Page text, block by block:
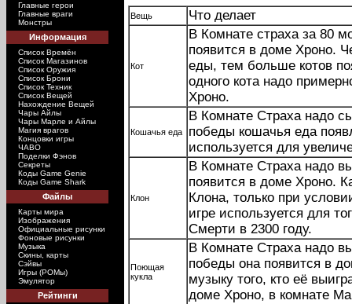
Главные герои
Главные враги
Монстры
Информация
Список Времён
Список Магазинов
Список Оружия
Список Брони
Список Техник
Список Вещей
Нахождение Вещей
Чары Айлы
Чары Марле и Айлы
Магия врагов
Концовки игры
ЧАВО
Поделки Фэнов
Секреты
Коды Game Genie
Коды Game Shark
Файлы
Карты мира
Изображения
Официальные рисунки
Фоновые рисунки
Музыка
Скины, карты
Сэйвы
Игры (РОМы)
Эмулятор
Рейтинги
Вещь Что делает
Кот
В Комнате страха за 80
появится в доме Хроно.
еды, тем больше котов
одного кота надо
Хроно.
Кошачья еда
В Комнате Страха надо
победы кошачья еда
используется для
Клон
В Комнате Страха надо
появится в доме Хроно.
Клона, только при
игре используется для
Смерти в 2300 году.
Поющая
кукла
В Комнате Страха надо
победы она появится в
музыку того, кто её
доме Хроно, в комнате